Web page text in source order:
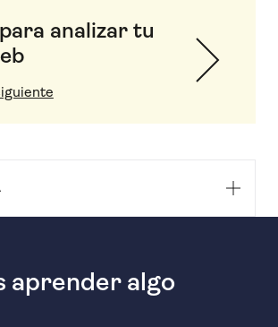
analizar tu
aprender algo